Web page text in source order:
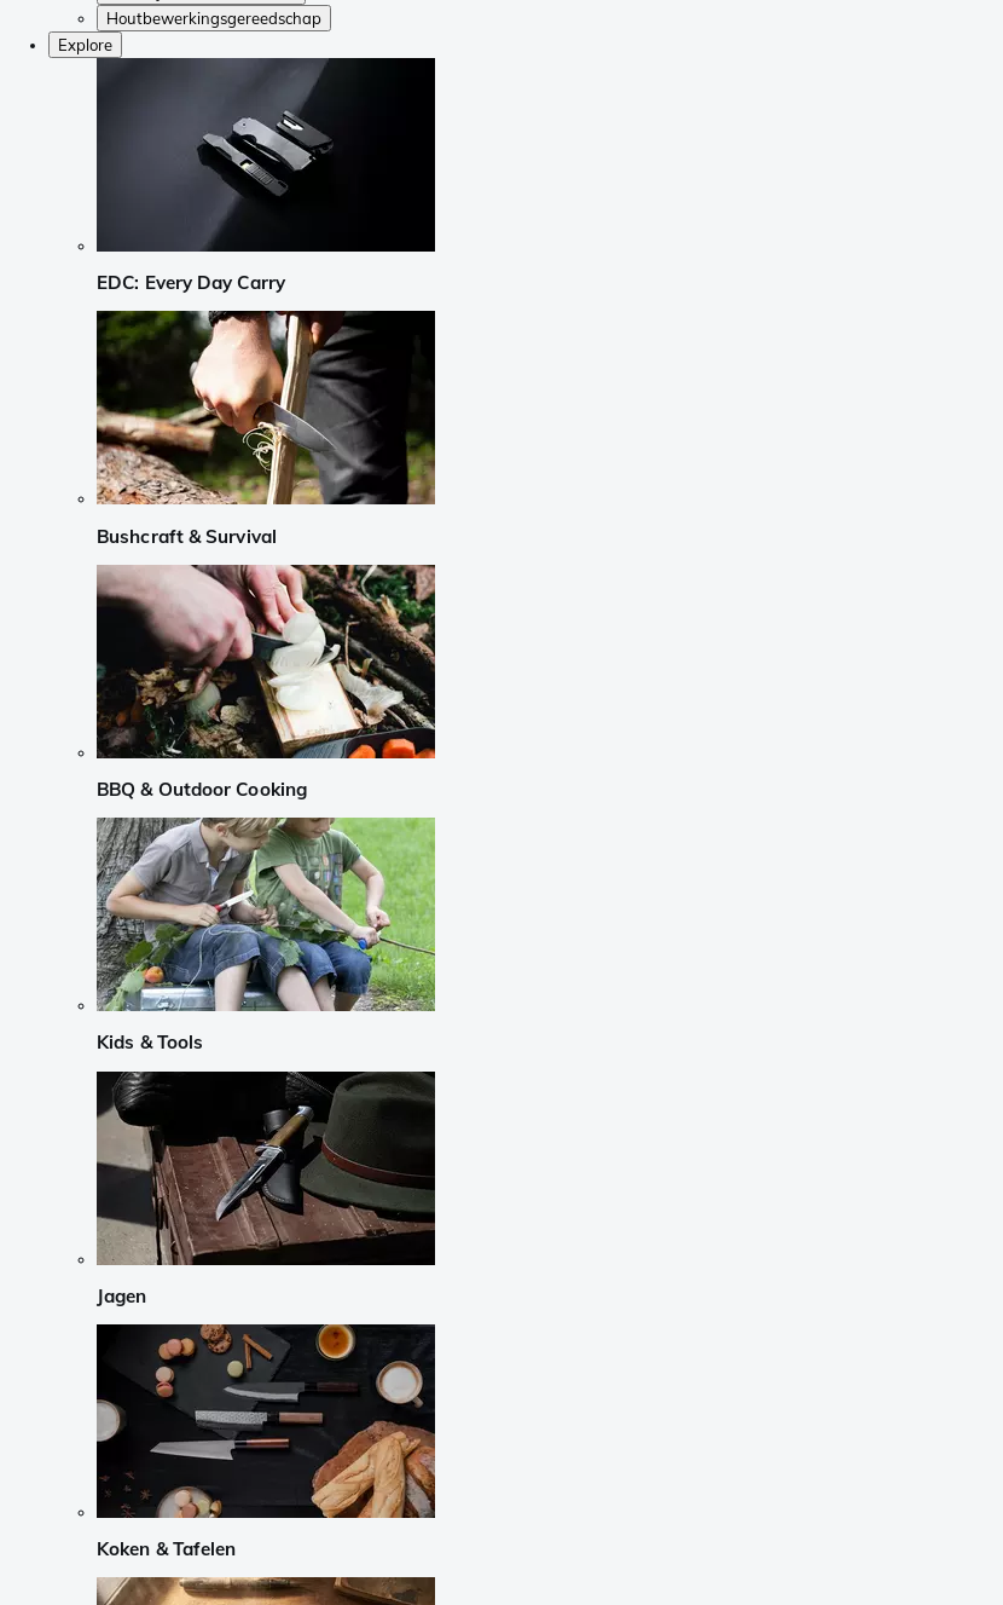
Houtbewerkingsgereedschap
Explore
EDC: Every Day Carry
Bushcraft & Survival
BBQ & Outdoor Cooking
Kids & Tools
Jagen
Koken & Tafelen